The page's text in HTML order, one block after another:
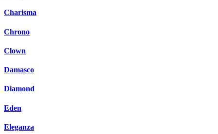
Charisma
Chrono
Clown
Damasco
Diamond
Eden
Eleganza